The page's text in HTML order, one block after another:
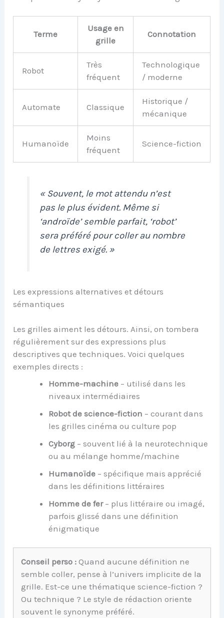
Terme
Usage en
grille
Connotation
Robot
Très
fréquent
Technologique
/ moderne
Automate Classique
Historique /
mécanique
Humanoïde
Moins
fréquent
Science-fiction
« Souvent, le mot attendu n’est
pas le plus évident. Même si
‘androïde’ semble parfait, ‘robot’
sera préféré pour coller au nombre
de lettres exigé. »
Les expressions alternatives et détours
sémantiques
Les grilles aiment les détours. Ainsi, on tombera
régulièrement sur des expressions plus
descriptives que techniques. Voici quelques
exemples directs :
Homme-machine – utilisé dans les
niveaux intermédiaires
Robot de science-fiction – courant dans
les grilles cinéma ou culture pop
Cyborg – souvent lié à la neurotechnique
ou au mélange homme/machine
Humanoïde – spécifique mais apprécié
dans les définitions littéraires
Homme de fer– plus littéraire ou imagé,
parfois glissé dans une définition
énigmatique
Conseil perso : Quand aucune définition ne
semble coller, pense à l’univers implicite de la
grille. Est-ce une thématique science-fiction ?
Ou technique ? Le style de rédaction oriente
souvent le synonyme préféré.